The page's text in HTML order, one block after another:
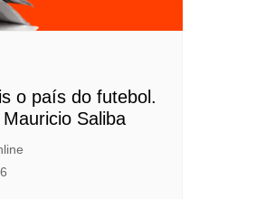
o país do futebol.
Saliba